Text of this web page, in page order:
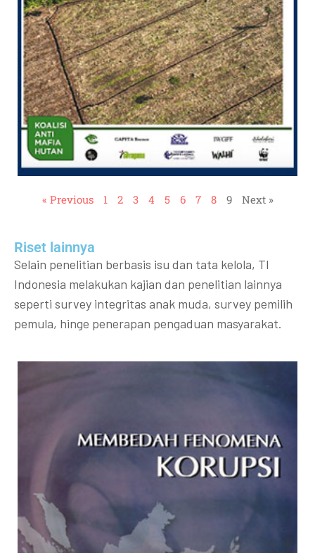
« Previous 1 2 3 4 5 6 7 8 9 Next »
Riset lainnya​​
Selain penelitian berbasis isu dan tata kelola, TI
Indonesia melakukan kajian dan penelitian lainnya
seperti survey integritas anak muda, survey pemilih
pemula, hinge penerapan pengaduan masyarakat.